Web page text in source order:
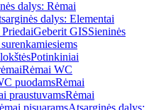
dalys: Rėmai
dalys: Elementai
Geberit GISSieninės
Potinkiniai
Rėmai WC
puodamsRėmai
praustuvamsRėmai
pisuaramsAtsarginės dalys: